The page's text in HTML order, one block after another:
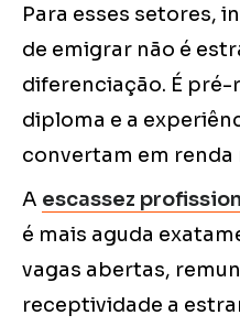
Para esses setores,
de emigrar não é
diferenciação. É
diploma e a
convertam em renda
A escassez
é mais aguda
vagas abertas,
receptividade a